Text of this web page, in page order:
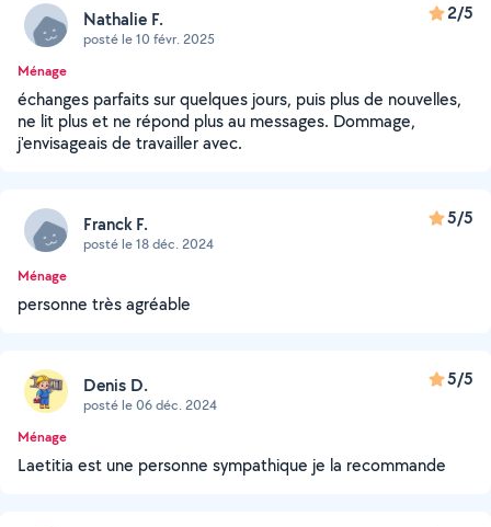
Nathalie F.
posté le 10 févr. 2025
2/5
Ménage
échanges parfaits sur quelques jours, puis plus de nouvelles,
ne lit plus et ne répond plus au messages. Dommage,
j'envisageais de travailler avec.
Franck F.
posté le 18 déc. 2024
5/5
Ménage
personne très agréable
Denis D.
posté le 06 déc. 2024
5/5
Ménage
Laetitia est une personne sympathique je la recommande